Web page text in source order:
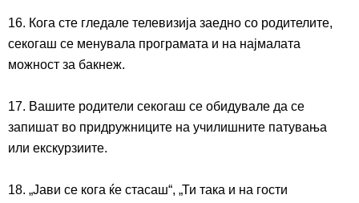
16. Кога сте гледале телевизија заедно со родителите,
секогаш се менувала програмата и на најмалата
можност за бакнеж.
17. Вашите родители секогаш се обидувале да се
запишат во придружниците на училишните патувања
или екскурзиите.
18. „Јави се кога ќе стасаш“, „Ти така и на гости